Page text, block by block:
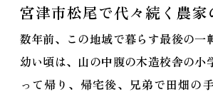
宮津市松尾で代々続く農家
数年前、この地域で暮らす最後の一
幼い頃は、山の中腹の木造校舎の小
って帰り、帰宅後、兄弟で田畑の